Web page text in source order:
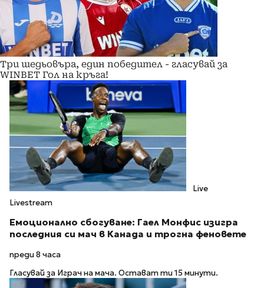
Три шедьовъра, един победител - гласувай за
WINBET Гол на кръга!
Live
Livestream
Емоционално сбогуване: Гаел Монфис изигра
последния си мач в Канада и трогна феновете
преди 8 часа
Гласувай за Играч на мача. Остават ти 15 минути.